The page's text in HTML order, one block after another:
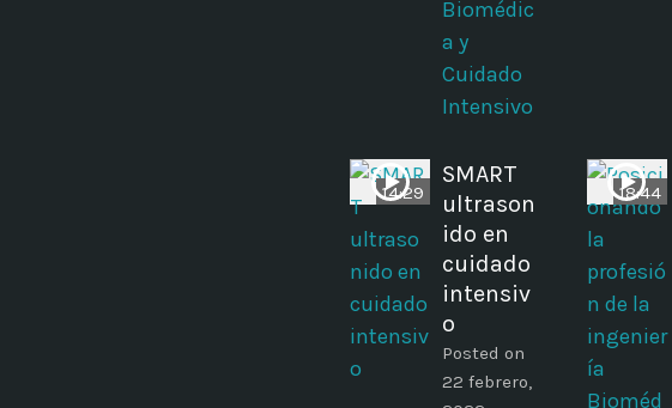
Biomédic
a y
Cuidado
Intensivo
14:29
SMART
ultrason
ido en
cuidado
intensiv
o
Posted on
22 febrero,
18:44